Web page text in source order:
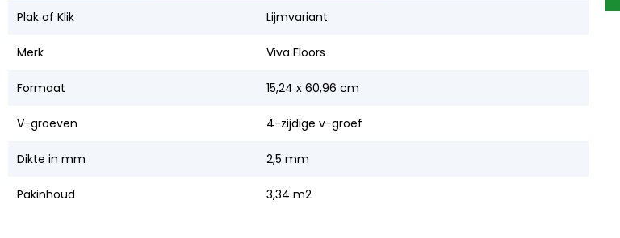
Plak of Klik Lijmvariant
Merk Viva Floors
Formaat 15,24 x 60,96 cm
V-groeven 4-zijdige v-groef
Dikte in mm 2,5 mm
Pakinhoud 3,34 m2